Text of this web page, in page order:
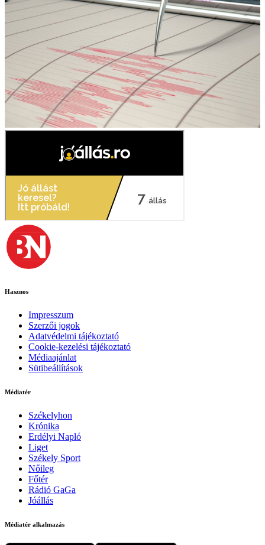
Hasznos
Impresszum
Szerzői jogok
Adatvédelmi tájékoztató
Cookie-kezelési tájékoztató
Médiaajánlat
Sütibeállítások
Médiatér
Székelyhon
Krónika
Erdélyi Napló
Liget
Székely Sport
Nőileg
Főtér
Rádió GaGa
Jóállás
Médiatér alkalmazás